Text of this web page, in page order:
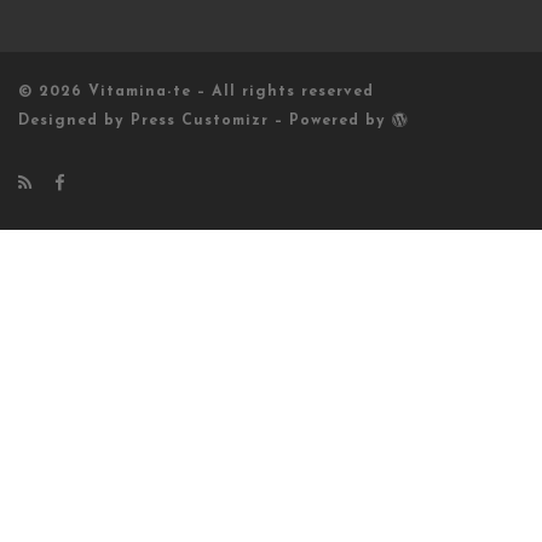
© 2026 Vitamina-te – All rights reserved
Designed by
Press Customizr – Powered by